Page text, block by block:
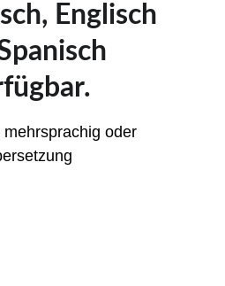
Englisch
oder